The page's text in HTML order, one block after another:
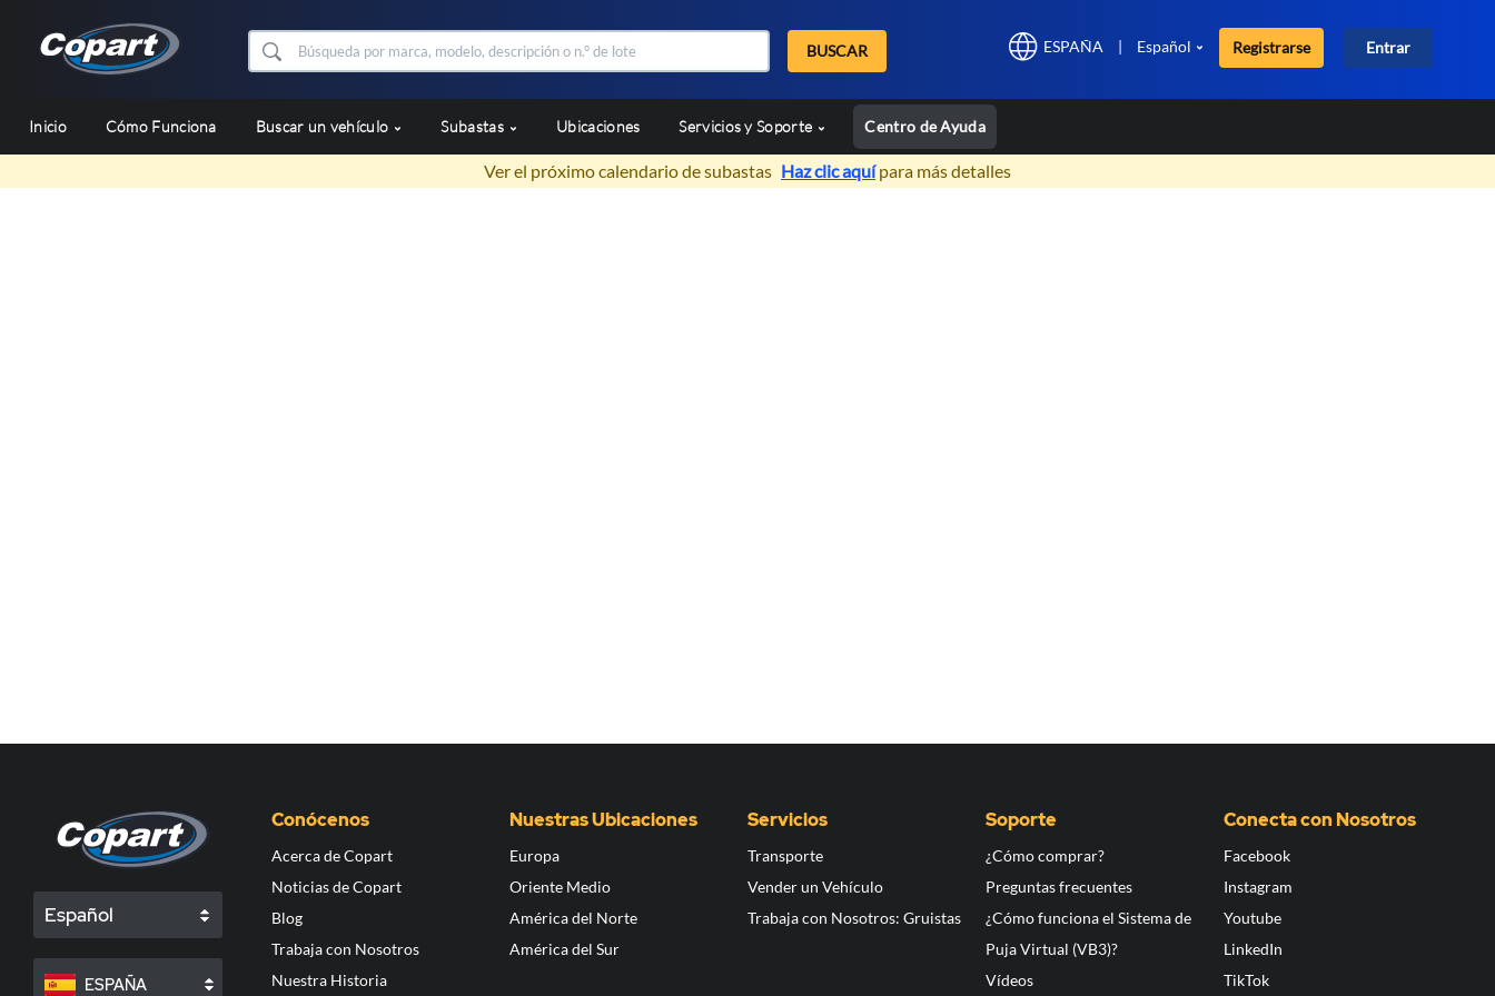
BUSCAR ESPAÑA | Español Registrarse Entrar
Inicio Cómo Funciona Buscar un vehículo Subastas Ubicaciones Servicios y Soporte Centro de Ayuda
Ver el próximo calendario de subastas Haz clic aquípara más detalles
Español
ESPAÑA
Conócenos
Acerca de Copart
Noticias de Copart
Blog
Trabaja con Nosotros
Nuestra Historia
Nuestras Ubicaciones
Europa
Oriente Medio
América del Norte
América del Sur
Servicios
Transporte
Vender un Vehículo
Trabaja con Nosotros: Gruistas
Soporte
¿Cómo comprar?
Preguntas frecuentes
¿Cómo funciona el Sistema de
Puja Virtual (VB3)?
Vídeos
Conecta con Nosotros
Facebook
Instagram
Youtube
LinkedIn
TikTok